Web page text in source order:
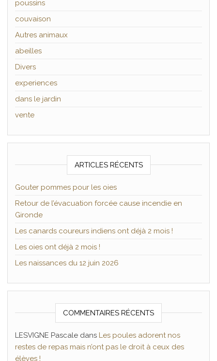
poussins
couvaison
Autres animaux
abeilles
Divers
experiences
dans le jardin
vente
ARTICLES RÉCENTS
Gouter pommes pour les oies
Retour de l’évacuation forcée cause incendie en
Gironde
Les canards coureurs indiens ont déjà 2 mois !
Les oies ont déjà 2 mois !
Les naissances du 12 juin 2026
COMMENTAIRES RÉCENTS
LESVIGNE Pascale dans Les poules adorent nos
restes de repas mais n’ont pas le droit à ceux des
élèves !